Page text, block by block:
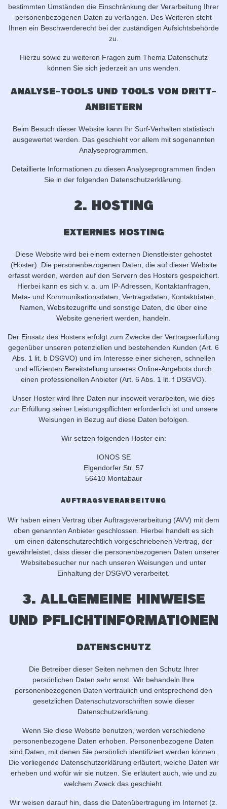
bestimmten Umständen die Einschränkung der Verarbeitung Ihrer
personenbezogenen Daten zu verlangen. Des Weiteren steht
Ihnen ein Beschwerderecht bei der zuständigen Aufsichtsbehörde
zu.
Hierzu sowie zu weiteren Fragen zum Thema Datenschutz
können Sie sich jederzeit an uns wenden.
Analyse-Tools und Tools von Dritt­
anbietern
Beim Besuch dieser Website kann Ihr Surf-Verhalten statistisch
ausgewertet werden. Das geschieht vor allem mit sogenannten
Analyseprogrammen.
Detaillierte Informationen zu diesen Analyseprogrammen finden
Sie in der folgenden Datenschutzerklärung.
2. Hosting
Externes Hosting
Diese Website wird bei einem externen Dienstleister gehostet
(Hoster). Die personenbezogenen Daten, die auf dieser Website
erfasst werden, werden auf den Servern des Hosters gespeichert.
Hierbei kann es sich v. a. um IP-Adressen, Kontaktanfragen,
Meta- und Kommunikationsdaten, Vertragsdaten, Kontaktdaten,
Namen, Websitezugriffe und sonstige Daten, die über eine
Website generiert werden, handeln.
Der Einsatz des Hosters erfolgt zum Zwecke der Vertragserfüllung
gegenüber unseren potenziellen und bestehenden Kunden (Art. 6
Abs. 1 lit. b DSGVO) und im Interesse einer sicheren, schnellen
und effizienten Bereitstellung unseres Online-Angebots durch
einen professionellen Anbieter (Art. 6 Abs. 1 lit. f DSGVO).
Unser Hoster wird Ihre Daten nur insoweit verarbeiten, wie dies
zur Erfüllung seiner Leistungspflichten erforderlich ist und unsere
Weisungen in Bezug auf diese Daten befolgen.
Wir setzen folgenden Hoster ein:
IONOS SE
Elgendorfer Str. 57
56410 Montabaur
Auftragsverarbeitung
Wir haben einen Vertrag über Auftragsverarbeitung (AVV) mit dem
oben genannten Anbieter geschlossen. Hierbei handelt es sich
um einen datenschutzrechtlich vorgeschriebenen Vertrag, der
gewährleistet, dass dieser die personenbezogenen Daten unserer
Websitebesucher nur nach unseren Weisungen und unter
Einhaltung der DSGVO verarbeitet.
3. Allgemeine Hinweise
und Pflicht­informationen
Datenschutz
Die Betreiber dieser Seiten nehmen den Schutz Ihrer
persönlichen Daten sehr ernst. Wir behandeln Ihre
personenbezogenen Daten vertraulich und entsprechend den
gesetzlichen Datenschutzvorschriften sowie dieser
Datenschutzerklärung.
Wenn Sie diese Website benutzen, werden verschiedene
personenbezogene Daten erhoben. Personenbezogene Daten
sind Daten, mit denen Sie persönlich identifiziert werden können.
Die vorliegende Datenschutzerklärung erläutert, welche Daten wir
erheben und wofür wir sie nutzen. Sie erläutert auch, wie und zu
welchem Zweck das geschieht.
Wir weisen darauf hin, dass die Datenübertragung im Internet (z.